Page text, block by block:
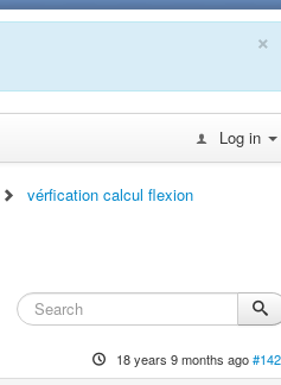
×
Log in
vérfication calcul flexion
18 years 9 months ago